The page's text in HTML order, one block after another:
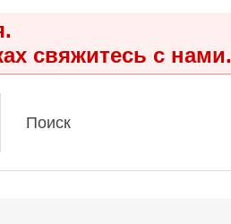
свяжитесь с нами.
Поиск